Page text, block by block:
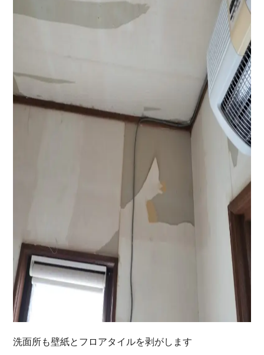
洗面所も壁紙とフロアタイルを剥がします